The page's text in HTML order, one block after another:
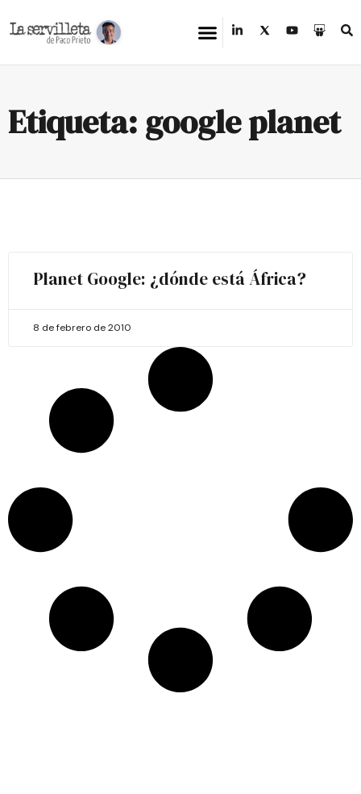
Etiqueta: google planet
Planet Google: ¿dónde está África?
8 de febrero de 2010